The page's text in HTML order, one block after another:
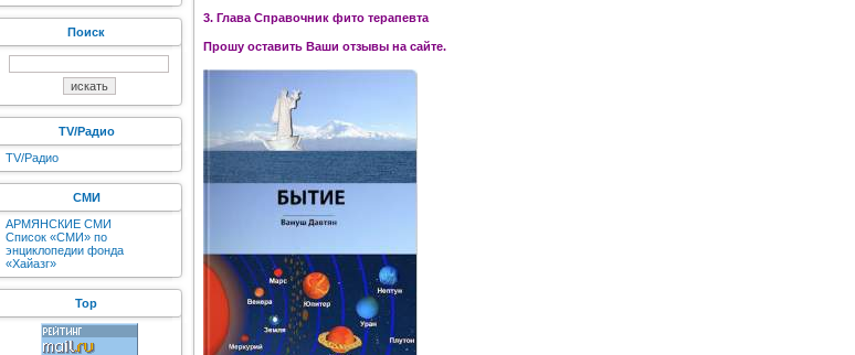
Поиск
TV/Радио
TV/Радио
СМИ
АРМЯНСКИЕ СМИ
Список «СМИ» по
энциклопедии фонда
«Хайазг»
Top
3. Глава Справочник фито терапевта
Прошу оставить Ваши отзывы на сайте.